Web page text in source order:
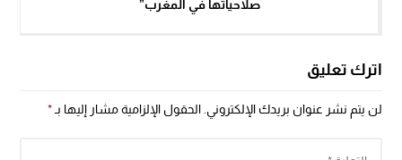
صلاحياتها في المغرب”
اترك تعليق
لن يتم نشر عنوان بريدك الإلكتروني. الحقول الإلزامية مشار إليها بـ*